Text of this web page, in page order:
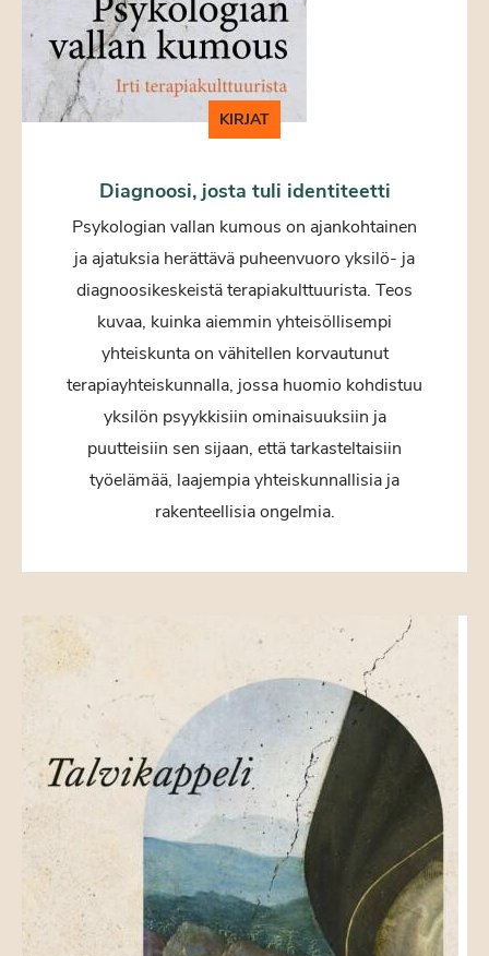
KIRJAT
Diagnoosi, josta tuli identiteetti
Psykologian vallan kumous on ajankohtainen
ja ajatuksia herättävä puheenvuoro yksilö- ja
diagnoosikeskeistä terapiakulttuurista. Teos
kuvaa, kuinka aiemmin yhteisöllisempi
yhteiskunta on vähitellen korvautunut
terapiayhteiskunnalla, jossa huomio kohdistuu
yksilön psyykkisiin ominaisuuksiin ja
puutteisiin sen sijaan, että tarkasteltaisiin
työelämää, laajempia yhteiskunnallisia ja
rakenteellisia ongelmia.